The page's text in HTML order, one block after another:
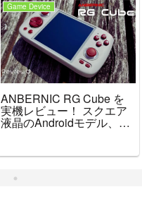
Game Device
ANBERNIC RG Cube を
実機レビュー！ スクエア
液晶のAndroidモデル、ニ